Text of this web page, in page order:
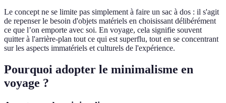
Le concept ne se limite pas simplement à faire un sac à dos : il s'agit
de repenser le besoin d'objets matériels en choisissant délibérément
ce que l’on emporte avec soi. En voyage, cela signifie souvent
quitter à l'arrière-plan tout ce qui est superflu, tout en se concentrant
sur les aspects immatériels et culturels de l'expérience.
Pourquoi adopter le minimalisme en
voyage ?